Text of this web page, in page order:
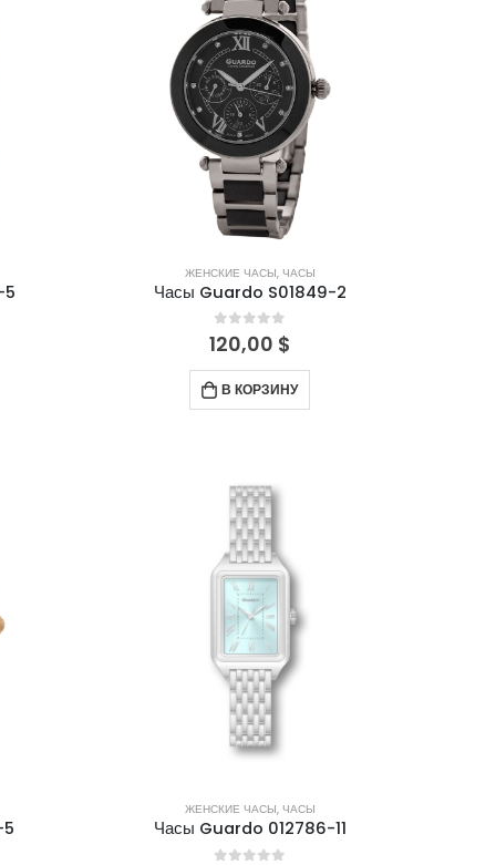
5
ЖЕНСКИЕ ЧАСЫ, ЧАСЫ
Часы Guardo S01849-2
0out of 5
120,00 $
В КОРЗИНУ
ЖЕНСКИЕ ЧАСЫ, ЧАСЫ
Часы Guardo 012786-11